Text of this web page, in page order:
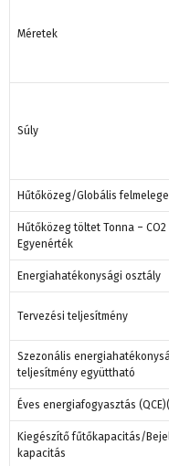
Méretek
Súly
Hűtőközeg/Globális
Hűtőközeg töltet Tonna – CO2
Egyenérték
Energiahatékonysági osztály
Tervezési teljesítmény
Szezonális
teljesítmény együttható
Éves energiafogyasztás
Kiegészítő fűtőkapacitás/
kapacitás